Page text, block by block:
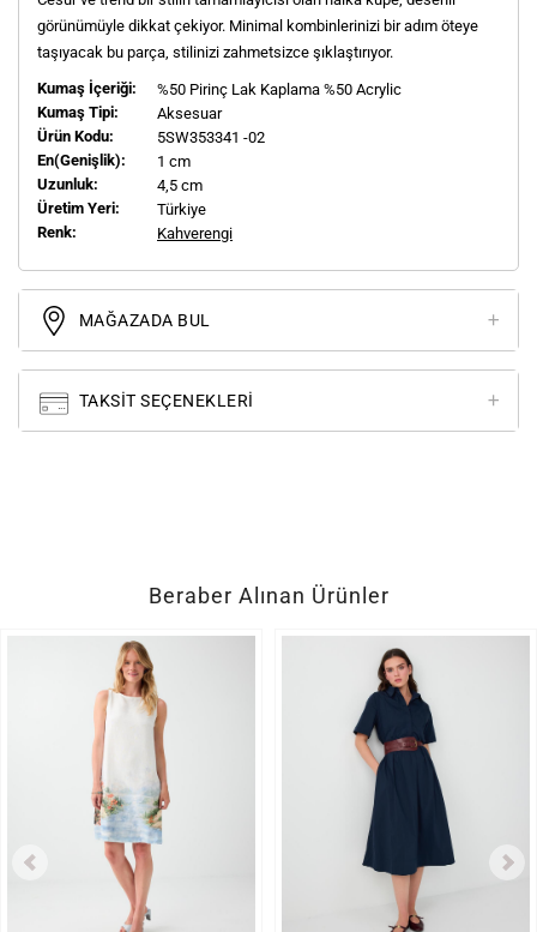
görünümüyle dikkat çekiyor. Minimal kombinlerinizi bir adım öteye
taşıyacak bu parça, stilinizi zahmetsizce şıklaştırıyor.
Kumaş İçeriği:
%50 Pirinç Lak Kaplama %50 Acrylic
Kumaş Tipi:
Aksesuar
Ürün Kodu:
5SW353341 -02
En(genişlik):
1 cm
Uzunluk:
4,5 cm
Üretim Yeri:
Türkiye
Renk:
Kahverengi
MAĞAZADA BUL
TAKSIT SEÇENEKLERI
Beraber Alınan Ürünler